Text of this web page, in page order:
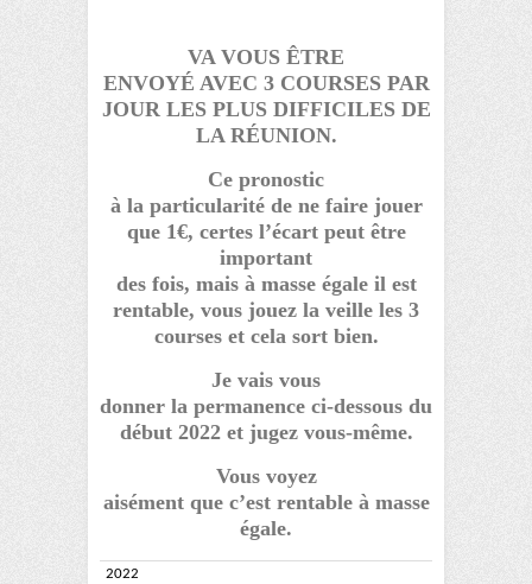
VA VOUS ÊTRE
ENVOYÉ AVEC 3 COURSES PAR
JOUR LES PLUS DIFFICILES DE
LA RÉUNION.
Ce pronostic
à la particularité de ne faire jouer
que 1€, certes l’écart peut être
important
des fois, mais à masse égale il est
rentable, vous jouez la veille les 3
courses et cela sort bien.
Je vais vous
donner la permanence ci-dessous du
début 2022 et jugez vous-même.
Vous voyez
aisément que c’est rentable à masse
égale.
2022